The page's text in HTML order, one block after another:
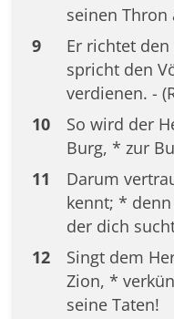
seinen Thron
9
Er richtet
spricht den
verdienen. -
10
So wird der
Burg, * zur
11
Darum
kennt; *
der dich
12
Singt dem
Zion, *
seine Taten!